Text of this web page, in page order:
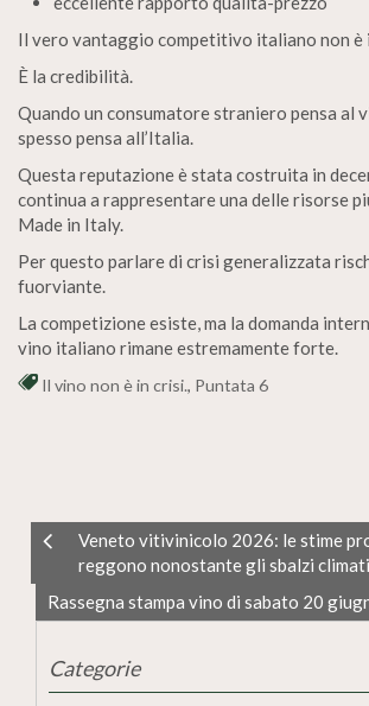
Il vero vantaggio competitivo italiano non è
È la credibilità.
Quando un consumatore straniero pensa al
spesso pensa all’Italia.
Questa reputazione è stata costruita in
continua a rappresentare una delle risorse
Made in Italy.
Per questo parlare di crisi generalizzata
fuorviante.
La competizione esiste, ma la domanda
vino italiano rimane estremamente forte.
Il vino non è in crisi., Puntata 6
Veneto vitivinicolo 2026: le stime
reggono nonostante gli sbalzi
Rassegna stampa vino di sabato 20
Categorie